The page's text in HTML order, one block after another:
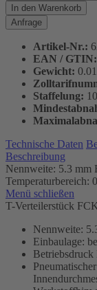
In den Warenkorb
Anfrage
Artikel-Nr.:
EAN / GTIN:
Gewicht:
Staffelung: 10
Technische Daten
Beschreibung
Nennweite: 5.3 mm
Temperaturbereich:
Menü schließen
T-Verteilerstück
Nennweite:
Einbaulage:
Betriebsdruck